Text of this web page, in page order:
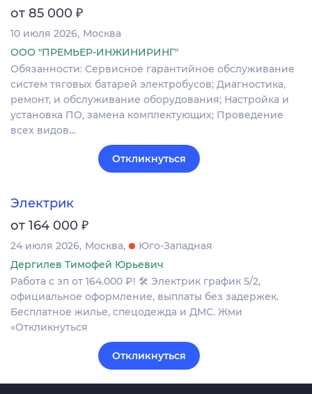
от 85 000 ₽
10 июля 2026 Москва
ООО "ПРЕМЬЕР-ИНЖИНИРИНГ"
Обязанности: Сервисное гарантийное обслуживание
систем тяговых батарей электробусов; Диагностика,
ремонт, и обслуживание оборудования; Настройка и
установка ПО, замена комплектующих; Проведение
всех видов…
Откликнуться
Электрик
от 164 000 ₽
24 июля 2026 Москва
Юго-Западная
Дергилев Тимофей Юрьевич
Работа с зп от 164.000 ₽! 🛠 Электрик график 5/2,
официальное оформление, выплаты без задержек.
Бесплатное жилье, спецодежда и ДМС. Жми
«Откликнуться
Откликнуться